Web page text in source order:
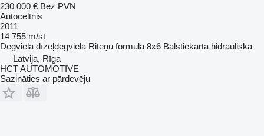
230 000 € Bez PVN
Autoceltnis
2011
14 755 m/st
Degviela dīzeļdegviela Riteņu formula 8x6 Balstiekārta hidrauliskā
Latvija, Rīga
HCT AUTOMOTIVE
Sazināties ar pārdevēju